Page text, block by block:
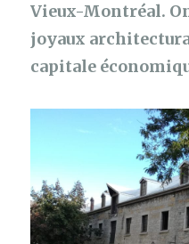
Vieux-Montréal.
joyaux
capitale